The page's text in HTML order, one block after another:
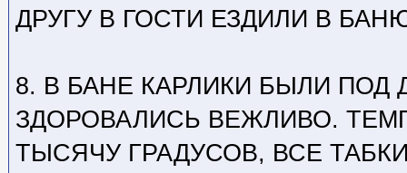
ДРУГУ В ГОСТИ ЕЗДИЛИ В
8. В БАНЕ КАРЛИКИ БЫЛИ ПОД
ЗДОРОВАЛИСЬ ВЕЖЛИВО.
ТЫСЯЧУ ГРАДУСОВ, ВСЕ